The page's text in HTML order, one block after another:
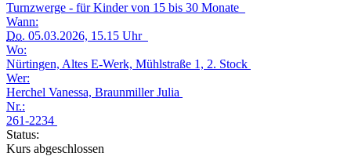
Turnzwerge - für Kinder von 15 bis 30 Monate
Wann:
Do. 05.03.2026, 15.15 Uhr
Wo:
Nürtingen, Altes E-Werk, Mühlstraße 1, 2. Stock
Wer:
Herchel Vanessa, Braunmiller Julia
Nr.:
261-2234
Status:
Kurs abgeschlossen